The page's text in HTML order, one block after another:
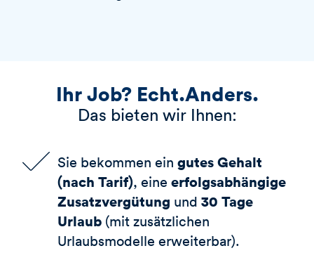
Ihr Job? Echt.Anders.
Das bieten wir Ihnen:
Sie bekommen ein gutes Gehalt
(nach Tarif), eine erfolgsabhängige
Zusatzvergütung und 30 Tage
Urlaub (mit zusätzlichen
Urlaubsmodelle erweiterbar).